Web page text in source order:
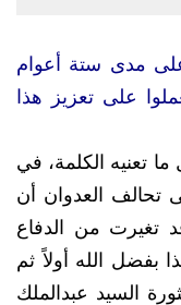
مدى ستة أعوام
على تعزيز هذا
ما تعنيه الكلمة، في
تحالف العدوان أن
تغيرت من الدفاع
بفضل الله أولاً ثم
السيد عبدالملك